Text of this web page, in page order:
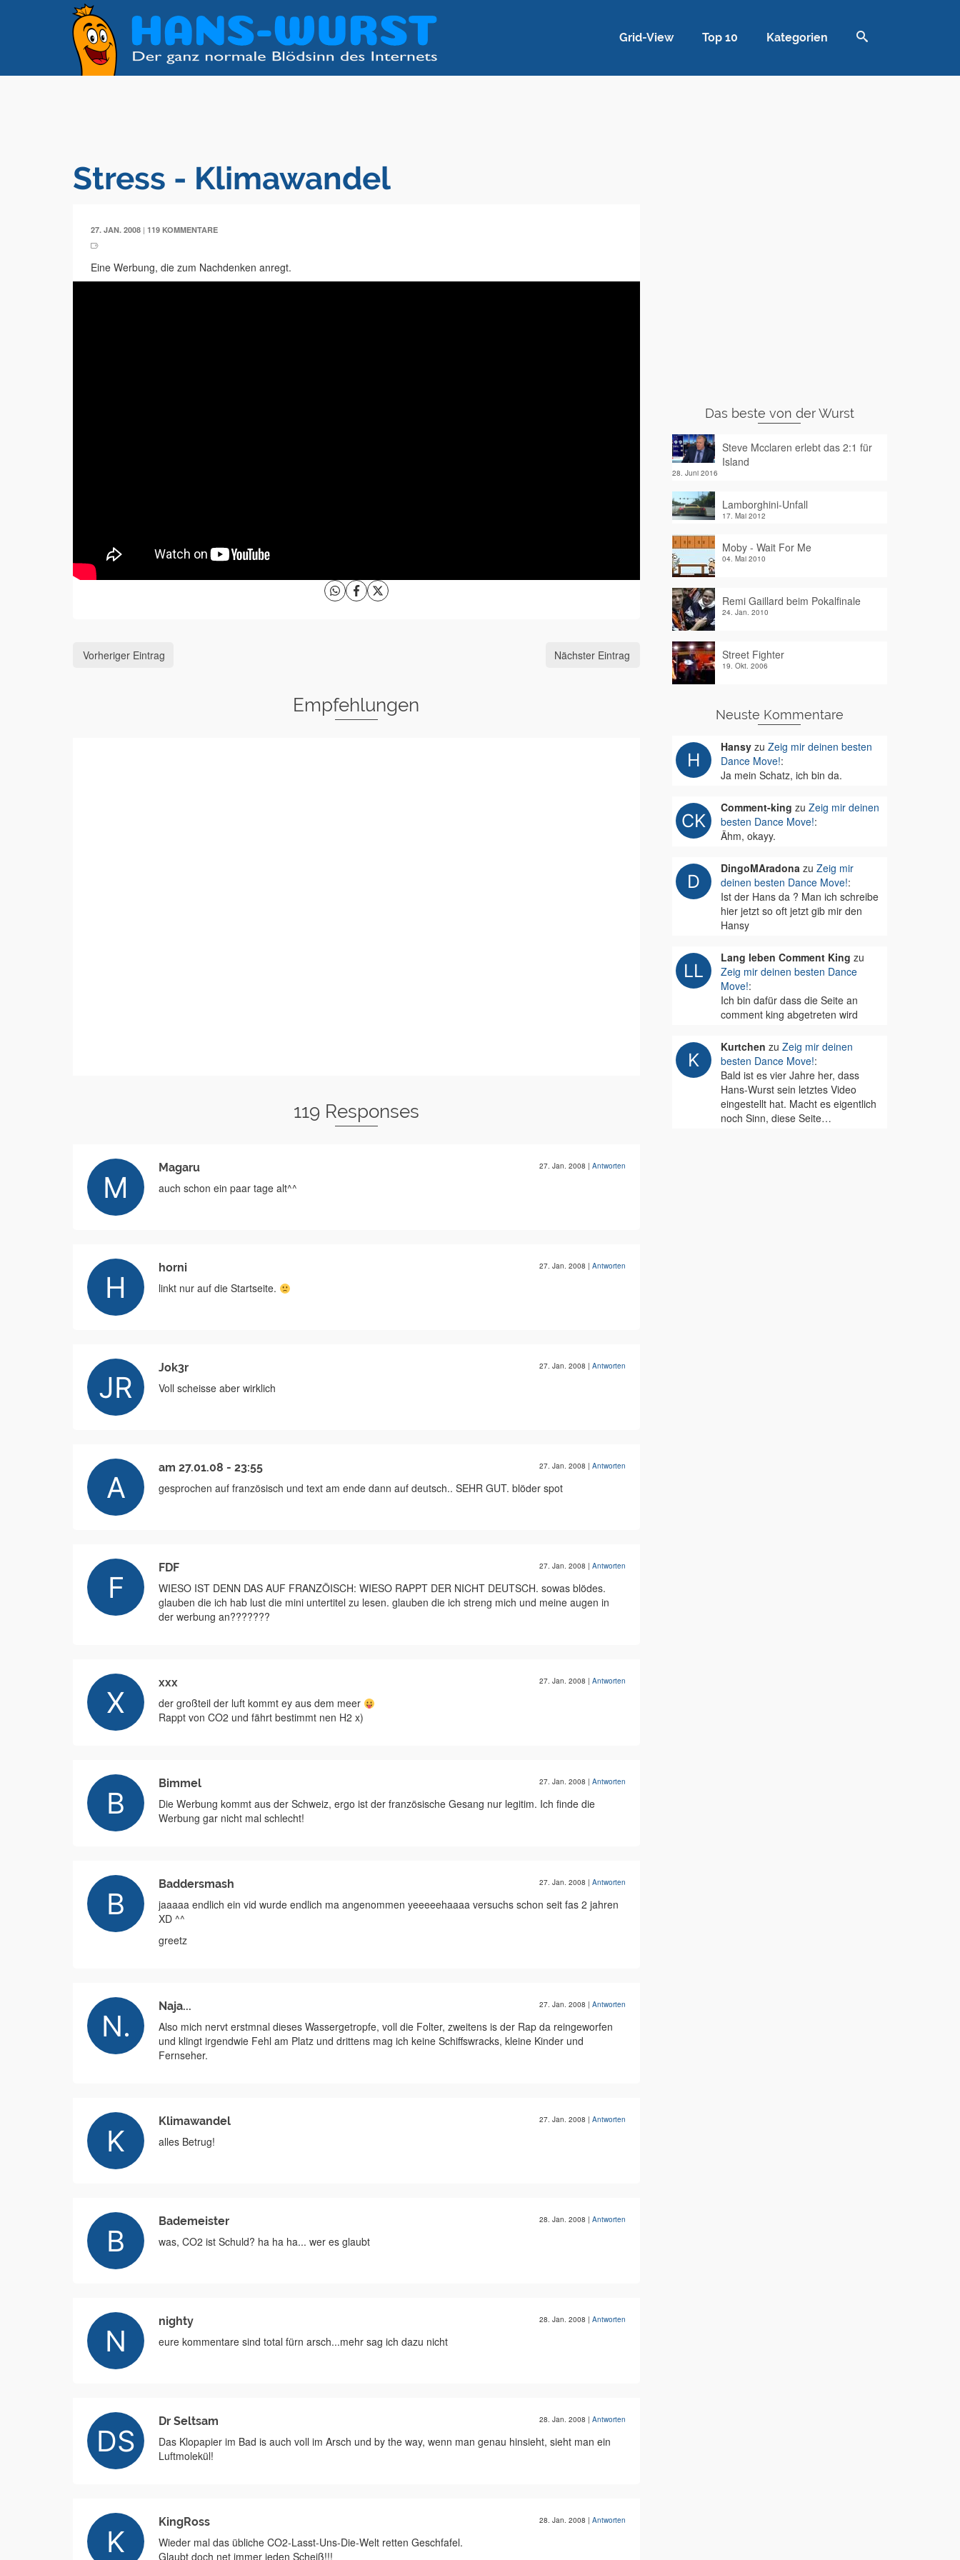
Grid-View Top 10 Kategorien
Stress - Klimawandel
27. JAN. 2008 | 119 KOMMENTARE
Eine Werbung, die zum Nachdenken anregt.
Vorheriger Eintrag Nächster Eintrag
Empfehlungen
119 Responses
Magaru 27. Jan. 2008 | Antworten
auch schon ein paar tage alt^^
horni 27. Jan. 2008 | Antworten
linkt nur auf die Startseite.
Jok3r 27. Jan. 2008 | Antworten
Voll scheisse aber wirklich
am 27.01.08 - 23:55 27. Jan. 2008 | Antworten
gesprochen auf französisch und text am ende dann auf deutsch.. SEHR GUT. blöder spot
FDF 27. Jan. 2008 | Antworten
WIESO IST DENN DAS AUF FRANZÖISCH: WIESO RAPPT DER NICHT DEUTSCH. sowas blödes.
glauben die ich hab lust die mini untertitel zu lesen. glauben die ich streng mich und meine augen in
der werbung an???????
xxx 27. Jan. 2008 | Antworten
der großteil der luft kommt ey aus dem meer
Rappt von CO2 und fährt bestimmt nen H2 x)
Bimmel 27. Jan. 2008 | Antworten
Die Werbung kommt aus der Schweiz, ergo ist der französische Gesang nur legitim. Ich finde die
Werbung gar nicht mal schlecht!
Baddersmash 27. Jan. 2008 | Antworten
jaaaaa endlich ein vid wurde endlich ma angenommen yeeeeehaaaa versuchs schon seit fas 2 jahren
XD ^^
greetz
Naja... 27. Jan. 2008 | Antworten
Also mich nervt erstmnal dieses Wassergetropfe, voll die Folter, zweitens is der Rap da reingeworfen
und klingt irgendwie Fehl am Platz und drittens mag ich keine Schiffswracks, kleine Kinder und
Fernseher.
Klimawandel 27. Jan. 2008 | Antworten
alles Betrug!
Bademeister 28. Jan. 2008 | Antworten
was, CO2 ist Schuld? ha ha ha... wer es glaubt
nighty 28. Jan. 2008 | Antworten
eure kommentare sind total fürn arsch...mehr sag ich dazu nicht
Dr Seltsam 28. Jan. 2008 | Antworten
Das Klopapier im Bad is auch voll im Arsch und by the way, wenn man genau hinsieht, sieht man ein
Luftmolekül!
KingRoss 28. Jan. 2008 | Antworten
Wieder mal das übliche CO2-Lasst-Uns-Die-Welt retten Geschfafel.
Glaubt doch net immer jeden Scheiß!!!
Das beste von der Wurst
Steve Mcclaren erlebt das 2:1 für
Island
28. Juni 2016
Lamborghini-Unfall
17. Mai 2012
Moby - Wait For Me
04. Mai 2010
Remi Gaillard beim Pokalfinale
24. Jan. 2010
Street Fighter
19. Okt. 2006
Neuste Kommentare
Hansyzu Zeig mir deinen besten
Dance Move!:
Ja mein Schatz, ich bin da.
Comment-king zu Zeig mir deinen
besten Dance Move!:
Ähm, okayy.
DingoMAradonazu Zeig mir
deinen besten Dance Move!:
Ist der Hans da ? Man ich schreibe
hier jetzt so oft jetzt gib mir den
Hansy
Lang leben Comment King zu
Zeig mir deinen besten Dance
Move!:
Ich bin dafür dass die Seite an
comment king abgetreten wird
Kurtchen zu Zeig mir deinen
besten Dance Move!:
Bald ist es vier Jahre her, dass
Hans-Wurst sein letztes Video
eingestellt hat. Macht es eigentlich
noch Sinn, diese Seite…